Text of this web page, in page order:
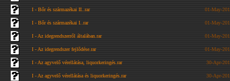
I - Bőr és származékai II..rar 01-May-
I - Bőr és származékai I..rar 01-May-
I - Az idegrendszerről általában.rar 01-May-
I - Az idegrendszer fejlődése.rar 01-May-
I - Az agyvelő vérellátása, liquorkeringés.rar 30-Apr-
I - Az agyvelő vérellátása és liquorkeringés.rar 30-Apr-